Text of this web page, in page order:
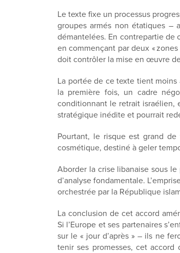
Le texte fixe un processus
groupes armés non étatiques –
démantelées. En contrepartie de
en commençant par deux «
doit contrôler la mise en œuvre
La portée de ce texte tient moins
la première fois, un cadre
conditionnant le retrait israélien,
stratégique inédite et pourrait
Pourtant, le risque est grand
cosmétique, destiné à geler
Aborder la crise libanaise sous
d’analyse fondamentale.
orchestrée par la République
La conclusion de cet accord
Si l’Europe et ses partenaires
sur le « jour d’après » – ils ne
tenir ses promesses, cet